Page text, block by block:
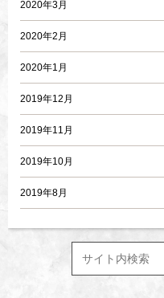
2020年3月
2020年2月
2020年1月
2019年12月
2019年11月
2019年10月
2019年8月